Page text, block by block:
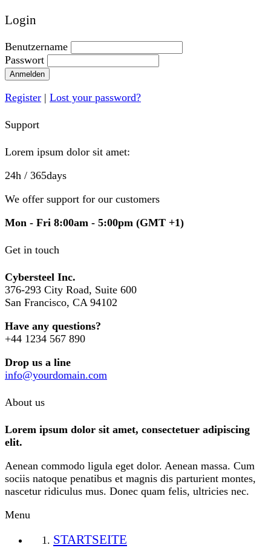
Login
Benutzername
Passwort
Anmelden
Register | Lost your password?
Support
Lorem ipsum dolor sit amet:
24h / 365days
We offer support for our customers
Mon - Fri 8:00am - 5:00pm (GMT +1)
Get in touch
Cybersteel Inc.
376-293 City Road, Suite 600
San Francisco, CA 94102
Have any questions?
+44 1234 567 890
Drop us a line
info@yourdomain.com
About us
Lorem ipsum dolor sit amet, consectetuer adipiscing
elit.
Aenean commodo ligula eget dolor. Aenean massa. Cum
sociis natoque penatibus et magnis dis parturient montes,
nascetur ridiculus mus. Donec quam felis, ultricies nec.
Menu
STARTSEITE